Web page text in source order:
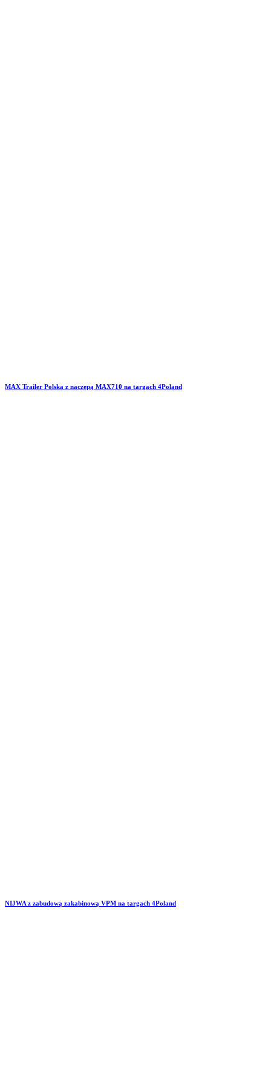
MAX Trailer Polska z naczepą MAX710 na targach 4Poland
NIJWA z zabudową zakabinową VPM na targach 4Poland